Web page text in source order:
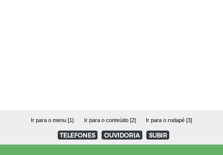
Ir para o menu [1] Ir para o conteúdo [2] Ir para o rodapé [3]
TELEFONES OUVIDORIA SUBIR